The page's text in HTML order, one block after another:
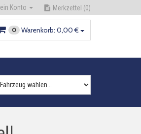
Konto Merkzettel (0)
0 Warenkorb: 0,00 €